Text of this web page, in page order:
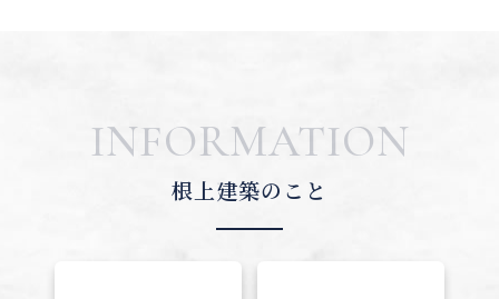
INFORMATION
根上建築のこと